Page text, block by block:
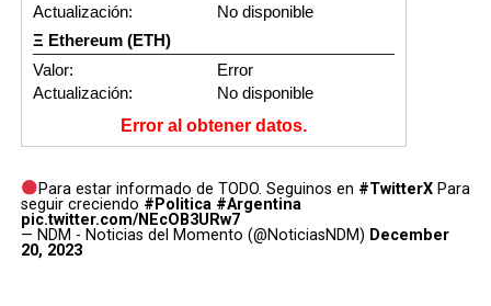
Actualización:
No disponible
Ξ Ethereum (ETH)
Valor:
Error
Actualización:
No disponible
Error al obtener datos.
Para estar informado de TODO. Seguinos en #TwitterX Para
seguir creciendo #Politica #Argentina
pic.twitter.com/NEcOB3URw7
— NDM - Noticias del Momento (@NoticiasNDM) December
20, 2023